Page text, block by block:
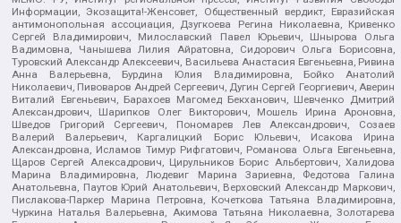
Информации, Экозащита!-Женсовет, Общественный вердикт, Евразийская
антимонопольная ассоциация, Дзугкоева Регина Николаевна, Кривенко
Сергей Владимирович, Милославский Павел Юрьевич, Шнырова Ольга
Вадимовна, Чанышева Лилия Айратовна, Сидорович Ольга Борисовна,
Туровский Александр Алексеевич, Васильева Анастасия Евгеньевна, Ривина
Анна Валерьевна, Бурдина Юлия Владимировна, Бойко Анатолий
Николаевич, Пивоваров Андрей Сергеевич, Дугин Сергей Георгиевич, Аверин
Виталий Евгеньевич, Барахоев Магомед Бекханович, Шевченко Дмитрий
Александрович, Шарипков Олег Викторович, Мошель Ирина Ароновна,
Шведов Григорий Сергеевич, Пономарев Лев Александрович, Созаев
Валерий Валерьевич, Каргалицкий Борис Юльевич, Исакова Ирина
Александровна, Исламов Тимур Рифгатович, Романова Ольга Евгеньевна,
Щаров Сергей Алексадрович, Цирульников Борис Альбертович, Халидова
Марина Владимировна, Людевиг Марина Зариевна, Федотова Галина
Анатольевна, Паутов Юрий Анатольевич, Верховский Александр Маркович,
Пислакова-Паркер Марина Петровна, Кочеткова Татьяна Владимировна,
Чуркина Наталья Валерьевна, Акимова Татьяна Николаевна, Золотарева